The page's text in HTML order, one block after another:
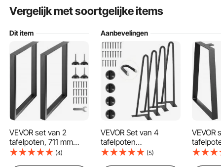
Stevig en verstelbaar ontwerp voor verschillende tafels met een elegante
uitstraling voor meer comfort en esthetiek.
Is het product duurzaam? ...
Stel de eerste vraag
Vergelijk met soortgelijke items
Dit item Aanbevelingen
VEVOR set van 2
tafelpoten, 711 mm
hoog, tafelonderstel,
(4)
VEVOR Set van 4
tafelpoten
Haarspeldpoten 406
(5)
VEVOR
hoog,